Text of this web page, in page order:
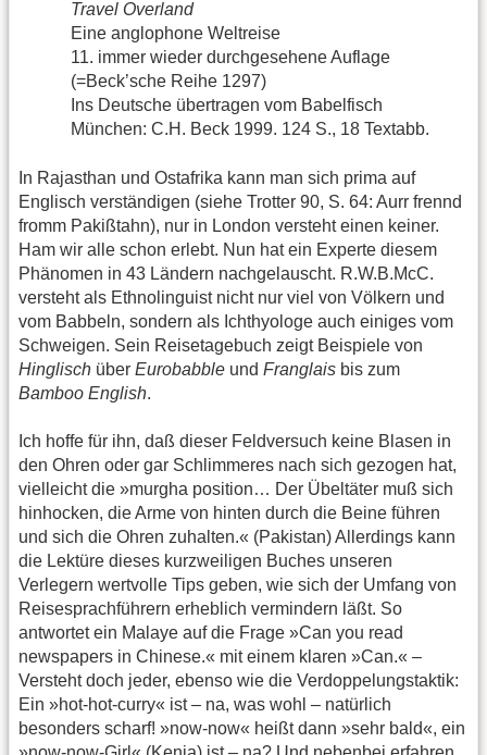
Travel Overland
Eine anglophone Weltreise
11. immer wieder durchgesehene Auflage
(=Beck’sche Reihe 1297)
Ins Deutsche übertragen vom Babelfisch
München: C.H. Beck 1999. 124 S., 18 Textabb.
In Rajasthan und Ostafrika kann man sich prima auf
Englisch verständigen (siehe Trotter 90, S. 64: Aurr frennd
fromm Pakißtahn), nur in London versteht einen keiner.
Ham wir alle schon erlebt. Nun hat ein Experte diesem
Phänomen in 43 Ländern nachgelauscht. R.W.B.McC.
versteht als Ethnolinguist nicht nur viel von Völkern und
vom Babbeln, sondern als Ichthyologe auch einiges vom
Schweigen. Sein Reisetagebuch zeigt Beispiele von
Hinglisch über Eurobabble und Franglais bis zum
Bamboo English.
Ich hoffe für ihn, daß dieser Feldversuch keine Blasen in
den Ohren oder gar Schlimmeres nach sich gezogen hat,
vielleicht die »murgha position… Der Übeltäter muß sich
hinhocken, die Arme von hinten durch die Beine führen
und sich die Ohren zuhalten.« (Pakistan) Allerdings kann
die Lektüre dieses kurzweiligen Buches unseren
Verlegern wertvolle Tips geben, wie sich der Umfang von
Reisesprachführern erheblich vermindern läßt. So
antwortet ein Malaye auf die Frage »Can you read
newspapers in Chinese.« mit einem klaren »Can.« –
Versteht doch jeder, ebenso wie die Verdoppelungstaktik:
Ein »hot-hot-curry« ist – na, was wohl – natürlich
besonders scharf! »now-now« heißt dann »sehr bald«, ein